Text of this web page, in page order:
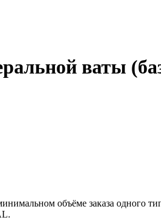
ваты
объёме заказа одного